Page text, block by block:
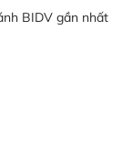
BIDV gần nhất